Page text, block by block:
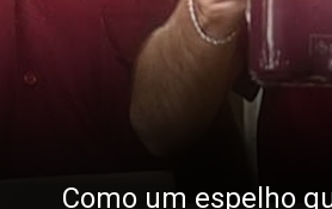
Como um espelho